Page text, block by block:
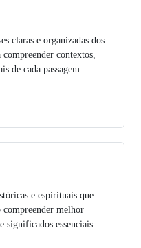
claras e organizadas dos
contextos,
de cada passagem.
e espirituais que
melhor
significados essenciais.